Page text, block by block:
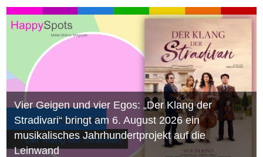
Vier Geigen und vier Egos: „Der Klang der
Stradivari“ bringt am 6. August 2026 ein
musikalisches Jahrhundertprojekt auf die
Leinwand